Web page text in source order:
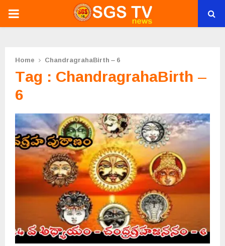
PRIMARY
Home ChandragrahaBirth – 6
Tag : ChandragrahaBirth –
6